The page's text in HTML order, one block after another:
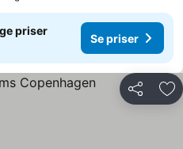
priser
Se priser
Del